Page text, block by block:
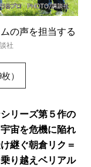
の声を担当する
社
）
リーズ第５作の
宙を危機に陥れ
継ぐ朝倉リク＝
り越えベリアル